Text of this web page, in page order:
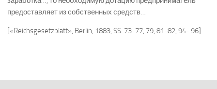
предоставляет из собственных средств…
[«Reichsgesetzblatt», Berlin, 1883, SS. 73-77, 79, 81-82, 94- 96]